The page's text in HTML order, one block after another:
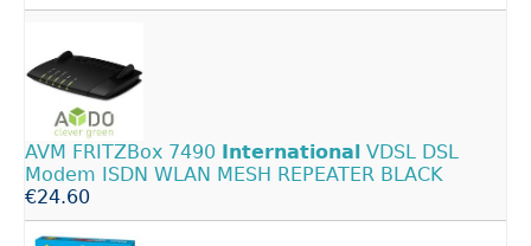
AVM FRITZBox 7490 International VDSL DSL
Modem ISDN WLAN MESH REPEATER BLACK
€24.60